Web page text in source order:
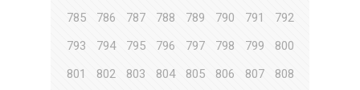
785
786 787 788 789 790 791
792
793
794 795 796 797 798 799
800
801
802 803 804 805 806 807
808